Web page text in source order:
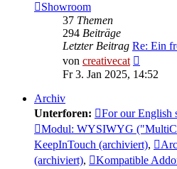
Showroom
37 Themen
294 Beiträge
Letzter Beitrag Re: Ein
von creativecat
Beitrag
Fr 3. Jan 2025, 14:52
Archiv
Unterforen:
For our English
Modul: WYSIWYG
KeepInTouch (archiviert),
(archiviert), Kompatible